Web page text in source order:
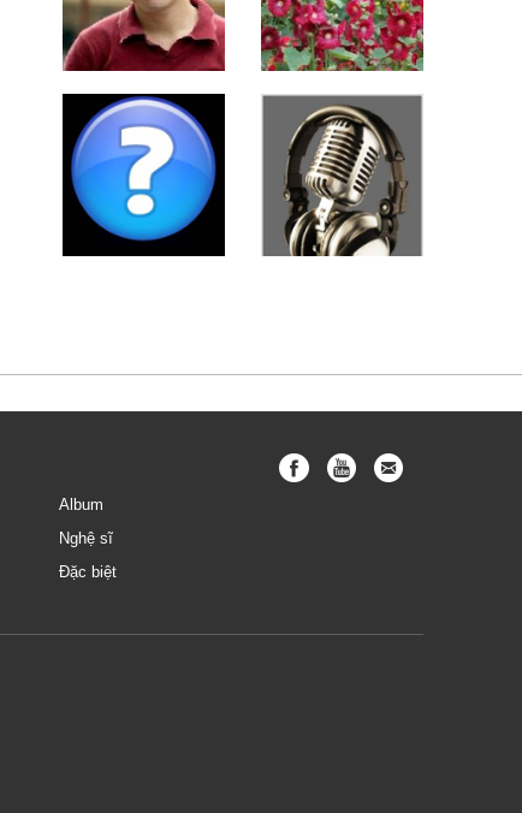
Album
Nghệ sĩ
Đặc biệt